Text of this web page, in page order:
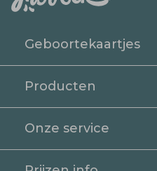
Geboortekaartjes
Producten
Onze service